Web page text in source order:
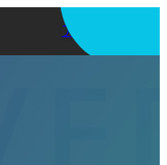
アプリを使う